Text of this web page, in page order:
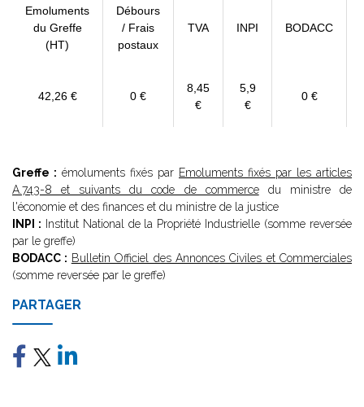
Emoluments
du Greffe
(HT)
Débours
/ Frais
postaux
TVA INPI BODACC
42,26 € 0 €
8,45
€
5,9
€
0 €
Greffe : émoluments fixés par Emoluments fixés par les articles
A.743-8 et suivants du code de commercedu ministre de
l'économie et des finances et du ministre de la justice
INPI : Institut National de la Propriété Industrielle (somme reversée
par le greffe)
BODACC : Bulletin Officiel des Annonces Civiles et Commerciales
(somme reversée par le greffe)
PARTAGER